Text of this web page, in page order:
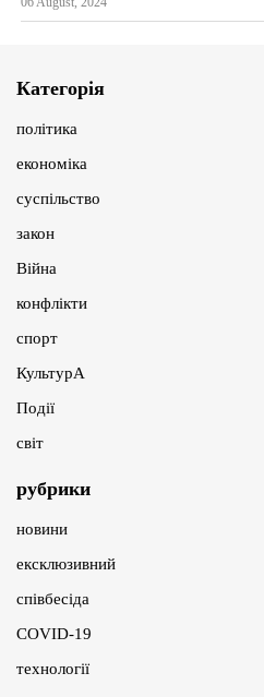
Категорія
політика
економіка
суспільство
закон
Війна
конфлікти
спорт
КультурА
Події
світ
рубрики
новини
ексклюзивний
співбесіда
COVID-19
технології